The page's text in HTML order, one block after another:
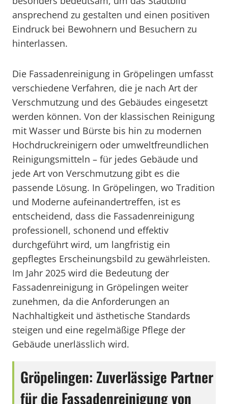
ansprechend zu gestalten und einen positiven
Eindruck bei Bewohnern und Besuchern zu
hinterlassen.
Die Fassadenreinigung in Gröpelingen umfasst
verschiedene Verfahren, die je nach Art der
Verschmutzung und des Gebäudes eingesetzt
werden können. Von der klassischen Reinigung
mit Wasser und Bürste bis hin zu modernen
Hochdruckreinigern oder umweltfreundlichen
Reinigungsmitteln – für jedes Gebäude und
jede Art von Verschmutzung gibt es die
passende Lösung. In Gröpelingen, wo Tradition
und Moderne aufeinandertreffen, ist es
entscheidend, dass die Fassadenreinigung
professionell, schonend und effektiv
durchgeführt wird, um langfristig ein
gepflegtes Erscheinungsbild zu gewährleisten.
Im Jahr 2025 wird die Bedeutung der
Fassadenreinigung in Gröpelingen weiter
zunehmen, da die Anforderungen an
Nachhaltigkeit und ästhetische Standards
steigen und eine regelmäßige Pflege der
Gebäude unerlässlich wird.
Gröpelingen: Zuverlässige Partner
für die Fassadenreinigung von